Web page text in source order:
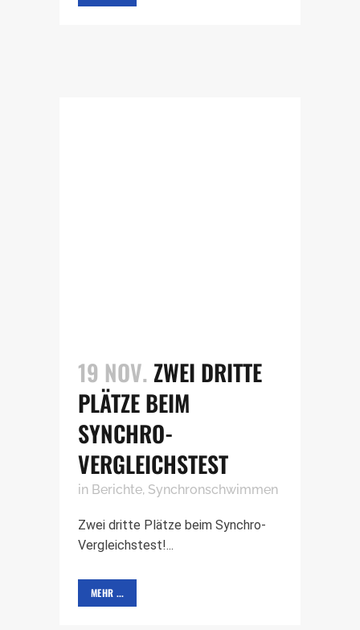
19 NOV. ZWEI DRITTE
PLÄTZE BEIM
SYNCHRO-
VERGLEICHSTEST
in Berichte, Synchronschwimmen
Zwei dritte Plätze beim Synchro-
Vergleichstest!...
MEHR ...